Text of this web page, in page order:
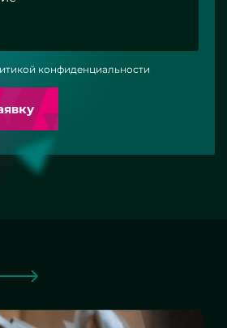
конфиденциальности